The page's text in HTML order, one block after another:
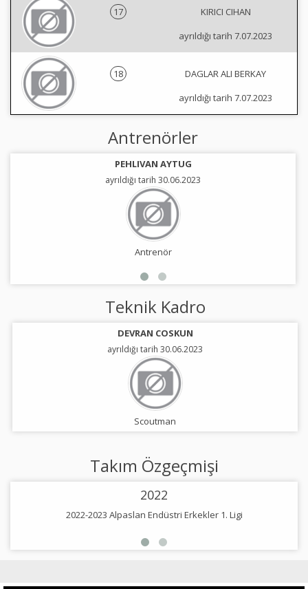
17
KIRICI CIHAN
ayrıldığı tarih 7.07.2023
18
DAGLAR ALI BERKAY
ayrıldığı tarih 7.07.2023
Antrenörler
PEHLIVAN AYTUG
ayrıldığı tarih 30.06.2023
Antrenör
Teknik Kadro
DEVRAN COSKUN
ayrıldığı tarih 30.06.2023
Scoutman
Takım Özgeçmişi
2022
2022-2023 Alpaslan Endüstri Erkekler 1. Ligi